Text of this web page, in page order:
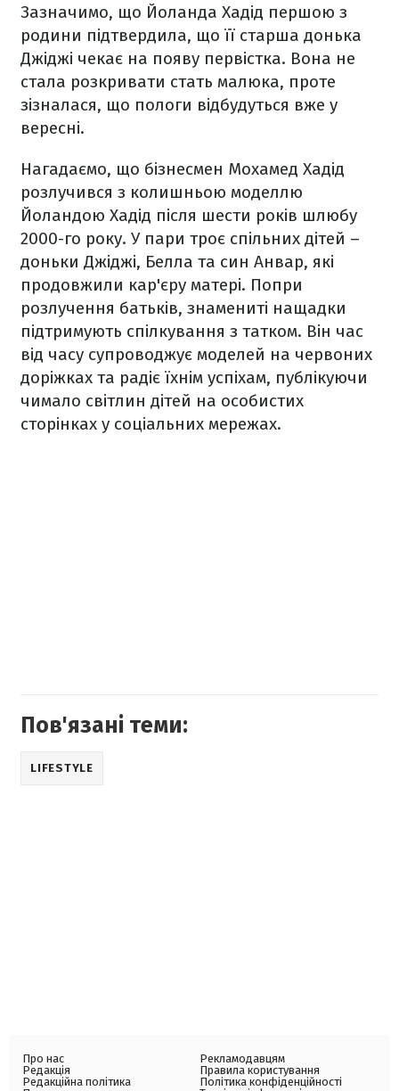
Зазначимо, що Йоланда Хадід першою з
родини підтвердила, що її старша донька
Джіджі чекає на появу первістка. Вона не
стала розкривати стать малюка, проте
зізналася, що пологи відбудуться вже у
вересні.
Нагадаємо, що бізнесмен Мохамед Хадід
розлучився з колишньою моделлю
Йоландою Хадід після шести років шлюбу
2000-го року. У пари троє спільних дітей –
доньки Джіджі, Белла та син Анвар, які
продовжили кар'єру матері. Попри
розлучення батьків, знамениті нащадки
підтримують спілкування з татком. Він час
від часу супроводжує моделей на червоних
доріжках та радіє їхнім успіхам, публікуючи
чимало світлин дітей на особистих
сторінках у соціальних мережах.
Пов'язані теми:
LIFESTYLE
Про нас
Редакція
Редакційна політика
Рекламодавцям
Правила користування
Політика конфіденційності